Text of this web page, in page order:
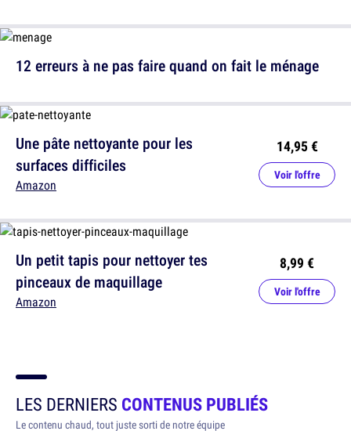
Un petit tapis pour nettoyer tes
pinceaux de maquillage
Amazon
8,99 €
Voir l'offre
12 erreurs à ne pas faire quand on fait le ménage
Une pâte nettoyante pour les
surfaces difficiles
Amazon
14,95 €
Voir l'offre
LES DERNIERS CONTENUS PUBLIÉS
Le contenu chaud, tout juste sorti de notre équipe